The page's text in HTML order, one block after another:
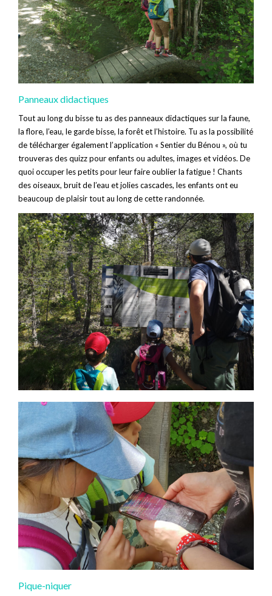
Panneaux didactiques
Tout au long du bisse tu as des panneaux didactiques sur la faune,
la flore, l’eau, le garde bisse, la forêt et l’histoire. Tu as la possibilité
de télécharger également l’application « Sentier du Bénou », où tu
trouveras des quizz pour enfants ou adultes, images et vidéos. De
quoi occuper les petits pour leur faire oublier la fatigue ! Chants
des oiseaux, bruit de l’eau et jolies cascades, les enfants ont eu
beaucoup de plaisir tout au long de cette randonnée.
Pique-niquer